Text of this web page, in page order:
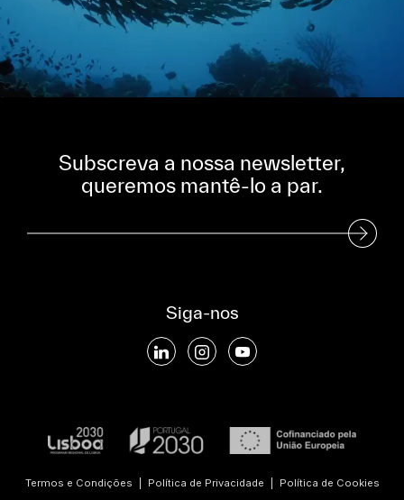
Subscreva a nossa newsletter,
queremos mantê-lo a par.
Subscreva a nossa Newsletter
Siga-nos
Termos e Condições Política de Privacidade Política de Cookies